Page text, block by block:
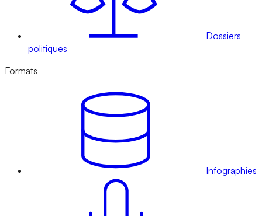
Dossiers
politiques
Formats
Infographies